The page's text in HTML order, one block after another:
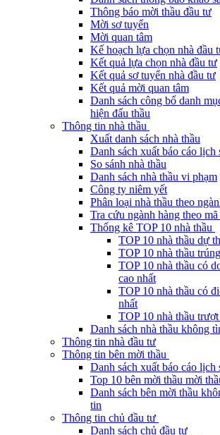
Thông báo mời thầu đầu tư
Mời sơ tuyển
Mời quan tâm
Kế hoạch lựa chọn nhà đầu
Kết quả lựa chọn nhà đầu tư
Kết quả sơ tuyển nhà đầu tư
Kết quả mời quan tâm
Danh sách công bố danh
hiện đấu thầu
Thông tin nhà thầu
Xuất danh sách nhà thầu
Danh sách xuất báo cáo lịch
So sánh nhà thầu
Danh sách nhà thầu vi phạm
Công ty niêm yết
Phân loại nhà thầu theo
Tra cứu ngành hàng theo
Thống kê TOP 10 nhà thầu
TOP 10 nhà thầu dự
TOP 10 nhà thầu
TOP 10 nhà thầu có
cao nhất
TOP 10 nhà thầu có
nhất
TOP 10 nhà thầu
Danh sách nhà thầu không
Thông tin nhà đầu tư
Thông tin bên mời thầu
Danh sách xuất báo cáo lịch
Top 10 bên mời thầu mời
Danh sách bên mời thầu
tin
Thông tin chủ đầu tư
Danh sách chủ đầu tư